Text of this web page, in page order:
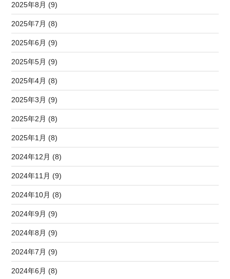
2025年8月 (9)
2025年7月 (8)
2025年6月 (9)
2025年5月 (9)
2025年4月 (8)
2025年3月 (9)
2025年2月 (8)
2025年1月 (8)
2024年12月 (8)
2024年11月 (9)
2024年10月 (8)
2024年9月 (9)
2024年8月 (9)
2024年7月 (9)
2024年6月 (8)